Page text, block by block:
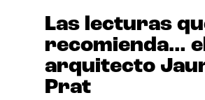
Las lecturas
recomienda…
arquitecto
Prat